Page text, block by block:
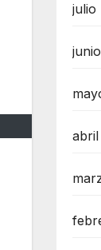
julio